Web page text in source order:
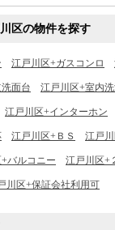
区の物件を探す
江戸川区+ガスコンロ
面台 江戸川区+室内
江戸川区+インターホン
江戸川区+ＢＳ 江戸
バルコニー 江戸川区+
川区+保証会社利用可